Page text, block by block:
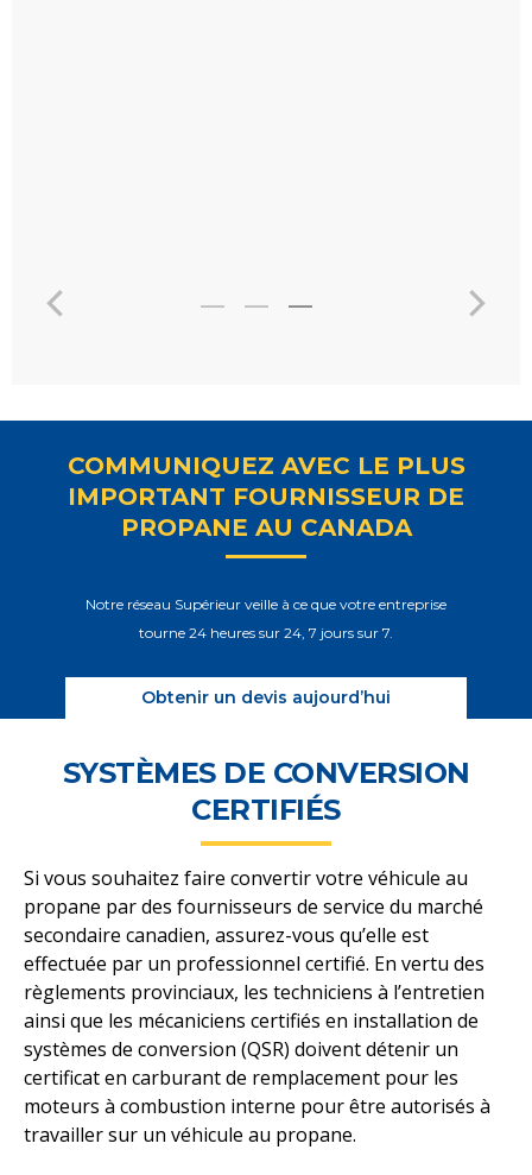
COMMUNIQUEZ AVEC LE PLUS
IMPORTANT FOURNISSEUR DE
PROPANE AU CANADA
Notre réseau Supérieur veille à ce que votre entreprise
tourne 24 heures sur 24, 7 jours sur 7.
Obtenir un devis aujourd’hui
SYSTÈMES DE CONVERSION
CERTIFIÉS
Si vous souhaitez faire convertir votre véhicule au
propane par des fournisseurs de service du marché
secondaire canadien, assurez-vous qu’elle est
effectuée par un professionnel certifié. En vertu des
règlements provinciaux, les techniciens à l’entretien
ainsi que les mécaniciens certifiés en installation de
systèmes de conversion (QSR) doivent détenir un
certificat en carburant de remplacement pour les
moteurs à combustion interne pour être autorisés à
travailler sur un véhicule au propane.